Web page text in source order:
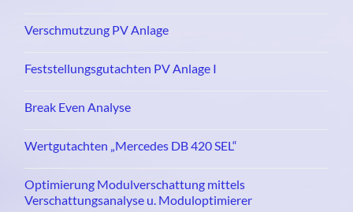
Verschmutzung PV Anlage
Feststellungsgutachten PV Anlage I
Break Even Analyse
Wertgutachten „Mercedes DB 420 SEL“
Optimierung Modulverschattung mittels
Verschattungsanalyse u. Moduloptimierer